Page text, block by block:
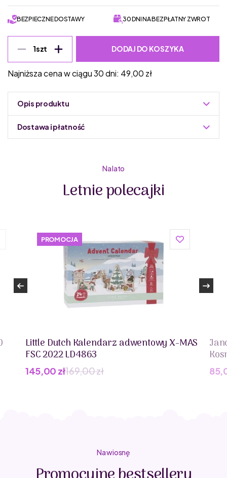
BEZPIECZNE DOSTAWY 30 DNI NA BEZPŁATNY ZWROT
1szt DODAJ DO KOSZYKA
Najniższa cena w ciągu 30 dni: 49,00 zł
Opis produktu
Dostawa i płatność
Na lato
Letnie polecajki
PROMOCJA
Little Dutch Kalendarz adwentowy X-MAS
FSC 2022 LD4863
169,00zł
Pierwotna
145,00 zł
Aktualna
Na wiosnę